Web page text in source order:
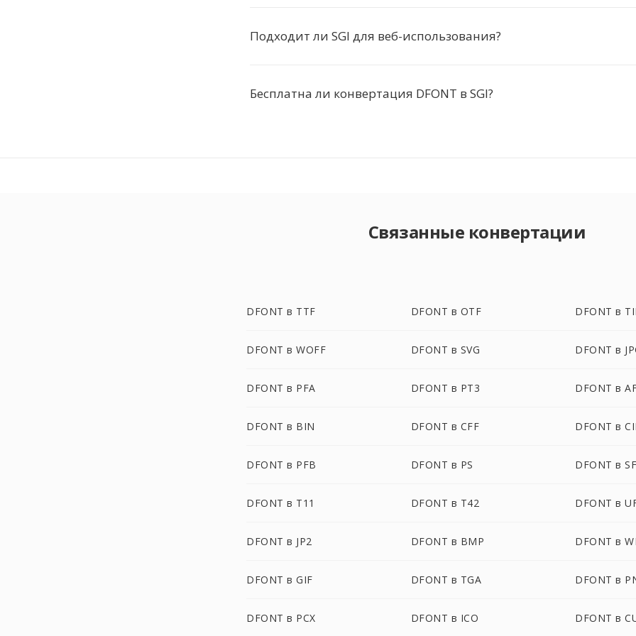
Подходит ли SGI для веб-использования?
Бесплатна ли конвертация DFONT в SGI?
Связанные конвертации
DFONT в TTF DFONT в OTF DFONT в
DFONT в WOFF DFONT в SVG DFONT в
DFONT в PFA DFONT в PT3 DFONT в
DFONT в BIN DFONT в CFF DFONT в
DFONT в PFB DFONT в PS DFONT в
DFONT в T11 DFONT в T42 DFONT в
DFONT в JP2 DFONT в BMP DFONT в
DFONT в GIF DFONT в TGA DFONT в
DFONT в PCX DFONT в ICO DFONT в